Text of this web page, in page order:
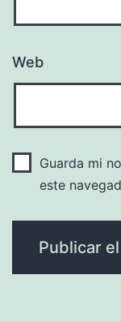
Web
Guarda mi
este